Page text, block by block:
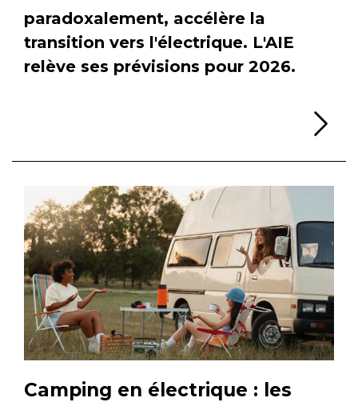
paradoxalement, accélère la
transition vers l'électrique. L'AIE
relève ses prévisions pour 2026.
Camping en électrique : les